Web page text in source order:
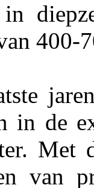
in
in de
Met
van